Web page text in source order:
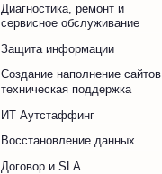
Диагностика, ремонт и
сервисное обслуживание
Защита информации
Создание наполнение сайтов
техническая поддержка
ИТ Аутстаффинг
Восстановление данных
Договор и SLA